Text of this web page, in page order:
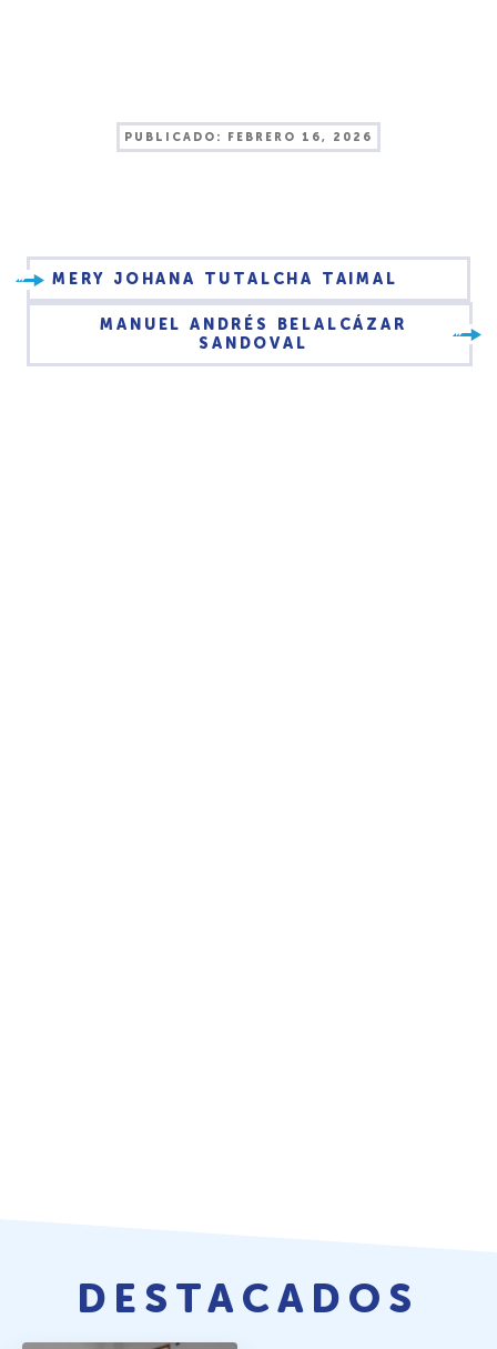
PUBLICADO: FEBRERO 16, 2026
MERY JOHANA TUTALCHA TAIMAL
MANUEL ANDRÉS BELALCÁZAR
SANDOVAL
DESTACADOS